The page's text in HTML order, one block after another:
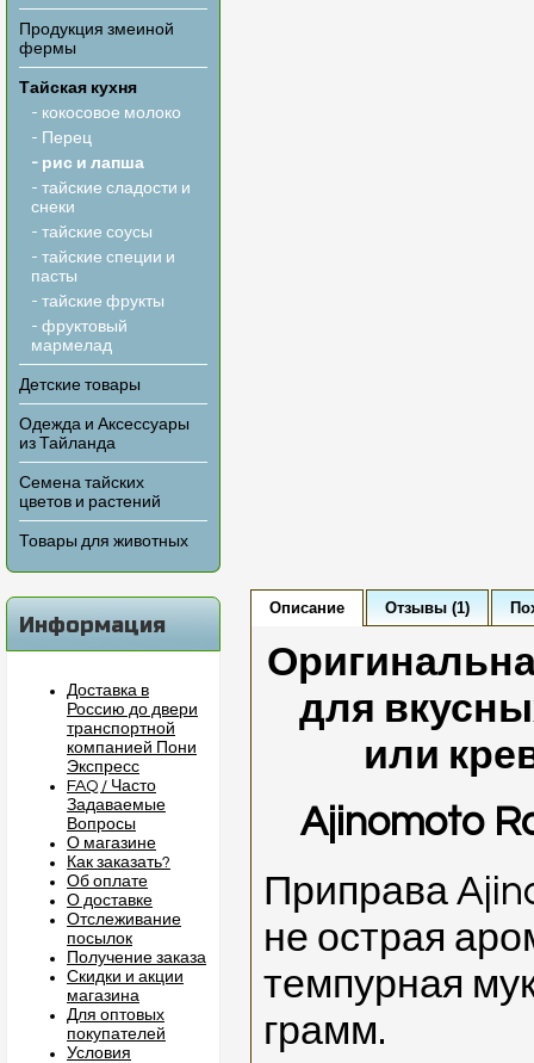
Продукция змеиной
фермы
Тайская кухня
- кокосовое молоко
- Перец
- рис и лапша
- тайские сладости и
снеки
- тайские соусы
- тайские специи и
пасты
- тайские фрукты
- фруктовый
мармелад
Детские товары
Одежда и Аксессуары
из Тайланда
Семена тайских
цветов и растений
Товары для животных
Информация
Доставка в
Россию до двери
транспортной
компанией Пони
Экспресс
FAQ / Часто
Задаваемые
Вопросы
О магазине
Как заказать?
Об оплате
О доставке
Отслеживание
посылок
Получение заказа
Скидки и акции
магазина
Для оптовых
покупателей
Условия
Описание Отзывы (1)
для
или
Ajinomoto
Приправа
не острая
темпурная
грамм.